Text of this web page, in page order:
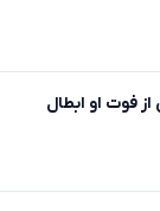
فوت او ابطال